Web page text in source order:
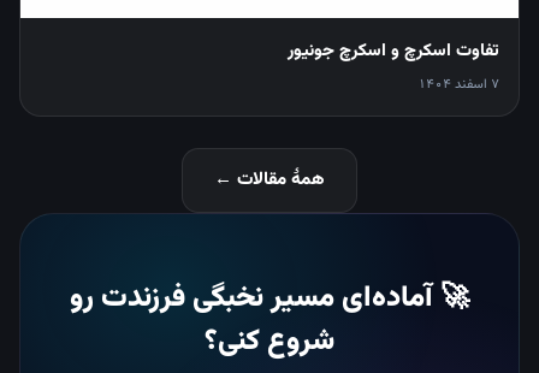
تفاوت اسکرچ و اسکرچ جونیور
7 اسفند 1404
همهٔ مقالات ←
🚀 آماده‌ای مسیر نخبگی فرزندت رو
شروع کنی؟